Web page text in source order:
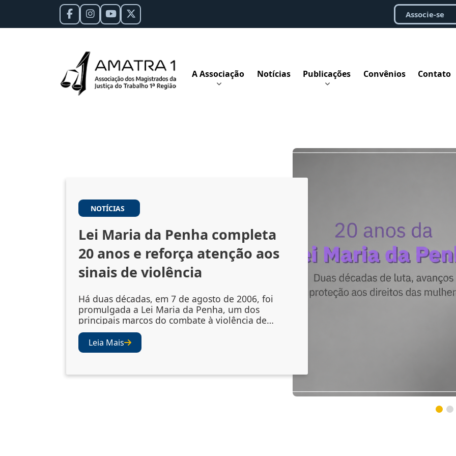
Associe-se
A Associação Notícias Publicações Convênios Contato
NOTÍCIAS
Lei Maria da Penha completa
20 anos e reforça atenção aos
sinais de violência
Há duas décadas, em 7 de agosto de 2006, foi
promulgada a Lei Maria da Penha, um dos
principais marcos do combate à violência de
gênero no Brasil. A legislação ampliou os
mecanismos de prevenção, acolhimento das
vítimas e punição dos agressores, mas também
para a importância de se atentar aos sinais de
Leia Mais